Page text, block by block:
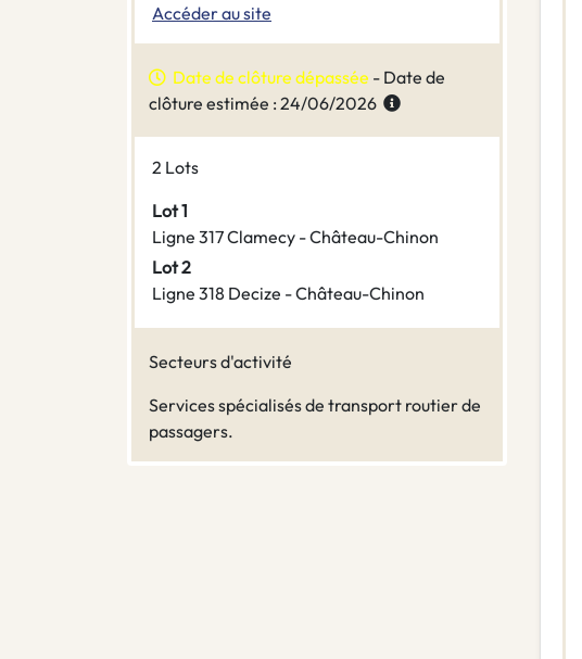
Accéder au site
Date de clôture dépassée - Date de
clôture estimée : 24/06/2026
2 Lots
Lot 1
Ligne 317 Clamecy - Château-Chinon
Lot 2
Ligne 318 Decize - Château-Chinon
Secteurs d'activité
Services spécialisés de transport routier de
passagers.